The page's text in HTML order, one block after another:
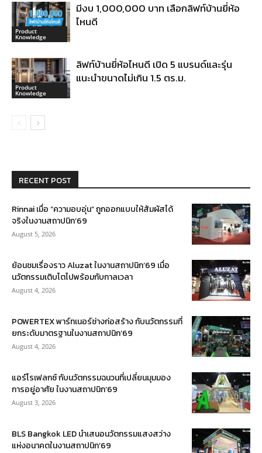
Product
Knowledge
มีงบ 1,000,000 บาท เลือกลิฟท์บ้านยี่ห้อ
ไหนดี
Product
Knowledge
ลิฟท์บ้านยี่ห้อไหนดี เปิด 5 แบรนด์และรุ่น
แนะนำขนาดไม่เกิน 1.5 ตร.ม.
RECENT POST
Rinnai เมื่อ “ความอบอุ่น” ถูกออกแบบให้สัมผัสได้
จริงในงานสถาปนิก’69
August 5, 2026
ย้อนชมเรื่องราว Aluzat ในงานสถาปนิก’69 เมื่อ
นวัตกรรมเติบโตไปพร้อมกับกาลเวลา
August 4, 2026
POWERTEX พาร์ทเนอร์ช่างก่อสร้าง กับนวัตกรรมที่
ยกระดับมาตรฐานในงานสถาปนิก’69
August 4, 2026
แอร์โรเฟลกซ์ กับนวัตกรรมฉนวนที่เปลี่ยนมุมมอง
การอยู่อาศัย ในงานสถาปนิก’69
August 3, 2026
BLS Bangkok LED นำเสนอนวัตกรรมแสงสว่าง
แห่งอนาคตในงานสถาปนิก’69